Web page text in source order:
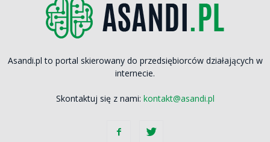
Asandi.pl to portal skierowany do przedsiębiorców działających w
internecie.
Skontaktuj się z nami: kontakt@asandi.pl